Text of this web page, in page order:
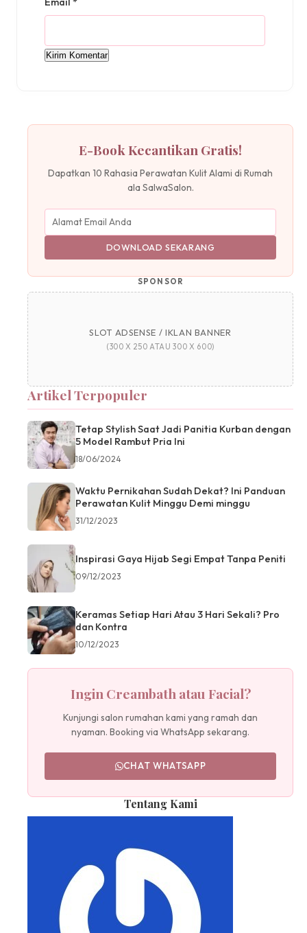
E-Book Kecantikan Gratis!
Dapatkan 10 Rahasia Perawatan Kulit Alami di Rumah
ala SalwaSalon.
DOWNLOAD SEKARANG
SPONSOR
SLOT ADSENSE / IKLAN BANNER
(300 X 250 ATAU 300 X 600)
Artikel Terpopuler
Tetap Stylish Saat Jadi Panitia Kurban dengan
5 Model Rambut Pria Ini
18/06/2024
Waktu Pernikahan Sudah Dekat? Ini Panduan
Perawatan Kulit Minggu Demi minggu
31/12/2023
Inspirasi Gaya Hijab Segi Empat Tanpa Peniti
09/12/2023
Keramas Setiap Hari Atau 3 Hari Sekali? Pro
dan Kontra
10/12/2023
Ingin Creambath atau Facial?
Kunjungi salon rumahan kami yang ramah dan
nyaman. Booking via WhatsApp sekarang.
CHAT WHATSAPP
Tentang Kami